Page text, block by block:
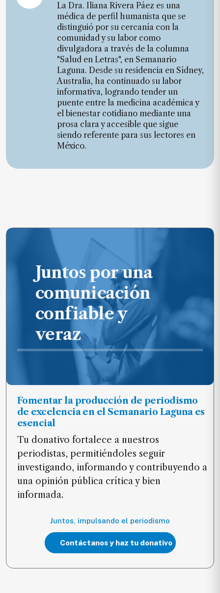
La Dra. Iliana Rivera Páez es una
médica de perfil humanista que se
distinguió por su cercanía con la
comunidad y su labor como
divulgadora a través de la columna
"Salud en Letras", en Semanario
Laguna. Desde su residencia en Sídney,
Australia, ha continuado su labor
informativa, logrando tender un
puente entre la medicina académica y
el bienestar cotidiano mediante una
prosa clara y accesible que sigue
siendo referente para sus lectores en
México.
Juntos por una
comunicación
confiable y
veraz
Fomentar la producción de periodismo
de excelencia en el Semanario Laguna es
esencial
Tu donativo fortalece a nuestros
periodistas, permitiéndoles seguir
investigando, informando y contribuyendo a
una opinión pública crítica y bien
informada.
Juntos, impulsando el periodismo
Contáctanos y haz tu donativo